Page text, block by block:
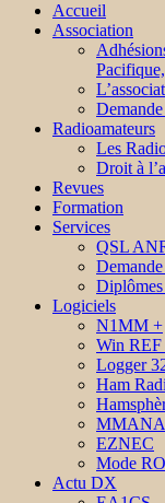
Accueil
Association
Radioamateurs
Les
Droit à
Revues
Formation
Services
QSL
Logiciels
N1MM +
Win
Logger
Ham
MMANA
EZNEC
Mode
Actu DX